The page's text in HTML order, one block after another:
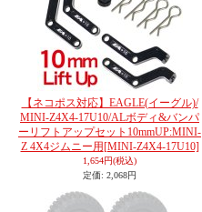
【ネコポス対応】EAGLE(イーグル)/
MINI-Z4X4-17U10/ALボディ&バンパ
ーリフトアップセット10mmUP:MINI-
Z 4X4ジムニー用 [MINI-Z4X4-17U10]
1,654円(税込)
定価: 2,068円